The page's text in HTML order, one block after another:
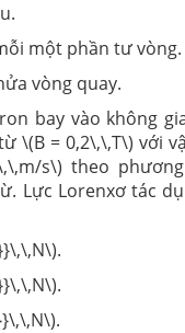
một phần tư vòng.
vòng quay.
bay vào không
\(B = 0,2\,\,T\) với
s\) theo
Lực Lorenxơ tác